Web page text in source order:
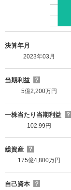
決算年月
2023年03月
当期利益
？
5億2,200万円
一株当たり当期利益
？
102.99円
総資産
？
175億4,800万円
自己資本
？